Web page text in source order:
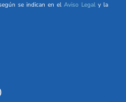
se indican en el Aviso Legal y la